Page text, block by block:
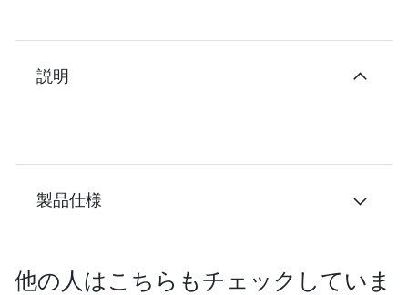
説明
製品仕様
他の人はこちらもチェックしていま